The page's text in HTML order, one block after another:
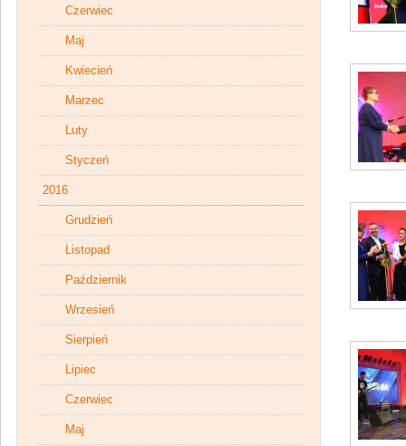
Czerwiec
Maj
Kwiecień
Marzec
Luty
Styczeń
2016
Grudzień
Listopad
Październik
Wrzesień
Sierpień
Lipiec
Czerwiec
Maj